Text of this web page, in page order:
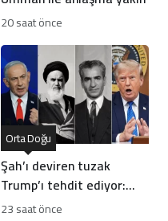
20 saat önce
Şah’ı deviren tuzak
Trump’ı tehdit ediyor:
Batı İran rejiminin
Orta Doğu
23 saat önce